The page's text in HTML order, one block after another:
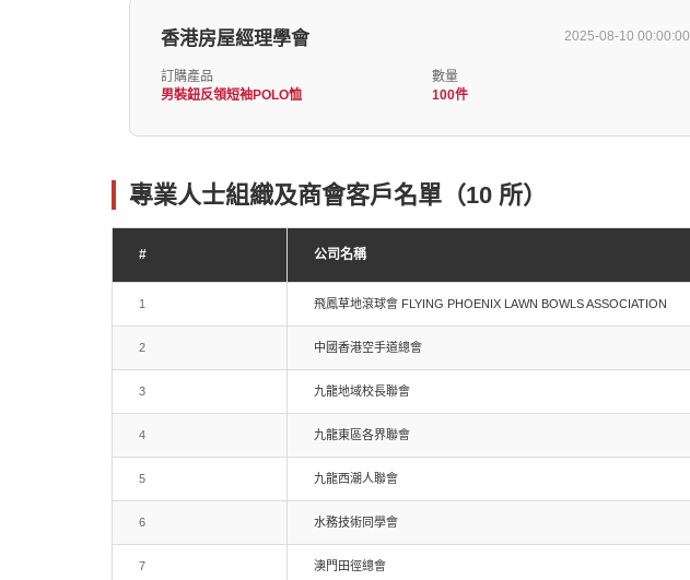
香港房屋經理學會 2025-08-10 00:00:00
訂購產品
男裝鈕反領短袖POLO恤
數量
100件
專業人士組織及商會客戶名單（10 所）
# 公司名稱
1 飛鳳草地滾球會 FLYING PHOENIX LAWN BOWLS ASSOCIATION
2 中國香港空手道總會
3 九龍地域校長聯會
4 九龍東區各界聯會
5 九龍西潮人聯會
6 水務技術同學會
7 澳門田徑總會